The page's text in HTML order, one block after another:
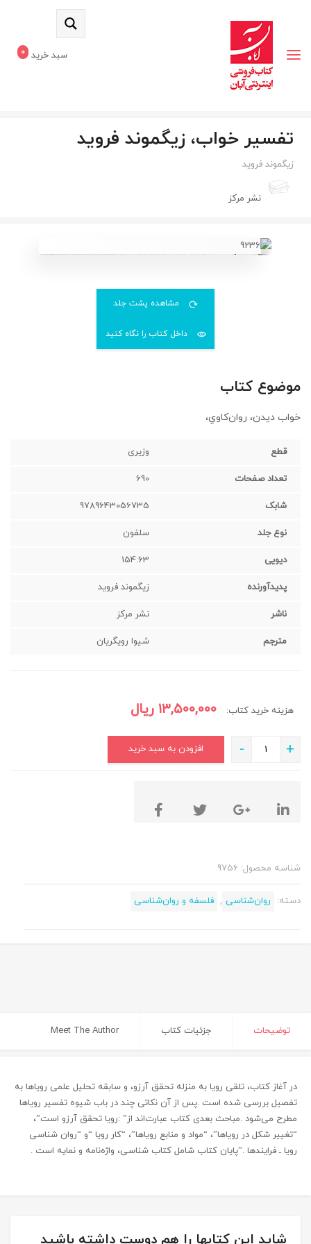
سبد خرید 0
تفسیر خواب، زیگموند فروید
زیگموند فروید
نشر مرکز
مشاهده پشت جلد
داخل کتاب را نگاه کنید
موضوع کتاب
خواب ديدن، روان‌كاوي،
قطع وزیری‌
تعداد صفحات 690
شابک 9789643056735
نوع جلد سلفون‌
دیویی 154.63
پدیدآورنده زیگموند فروید
ناشر نشر مرکز
مترجم شیوا رویگریان
هزینه خرید کتاب: ۱۳,۵۰۰,۰۰۰ ریال
+
- افزودن به سبد خرید
شناسه محصول: 9756
دسته: روان‌شناسی , فلسفه و روان‌شناسی
توضیحات جزئیات کتاب Meet The Author
در آغاز کتاب، تلقی رویا به منزله تحقق آرزو، و سابقه تحلیل علمی رویاها به
تفصیل بررسی شده است .پس از آن نکاتی چند در باب شیوه تفسیر رویاها
مطرح می‌شود .مباحث بعدی کتاب عبارت‌اند از” :رویا تحقق آرزو است”،
“تغییر شکل در رویاها”، “مواد و منابع رویاها”، “کار رویا “و “روان شناسی
رویا ـ فرایندها .”پایان کتاب شامل کتاب شناسی، واژه‌نامه و نمایه است .
شاید این کتابها را هم دوست داشته باشید